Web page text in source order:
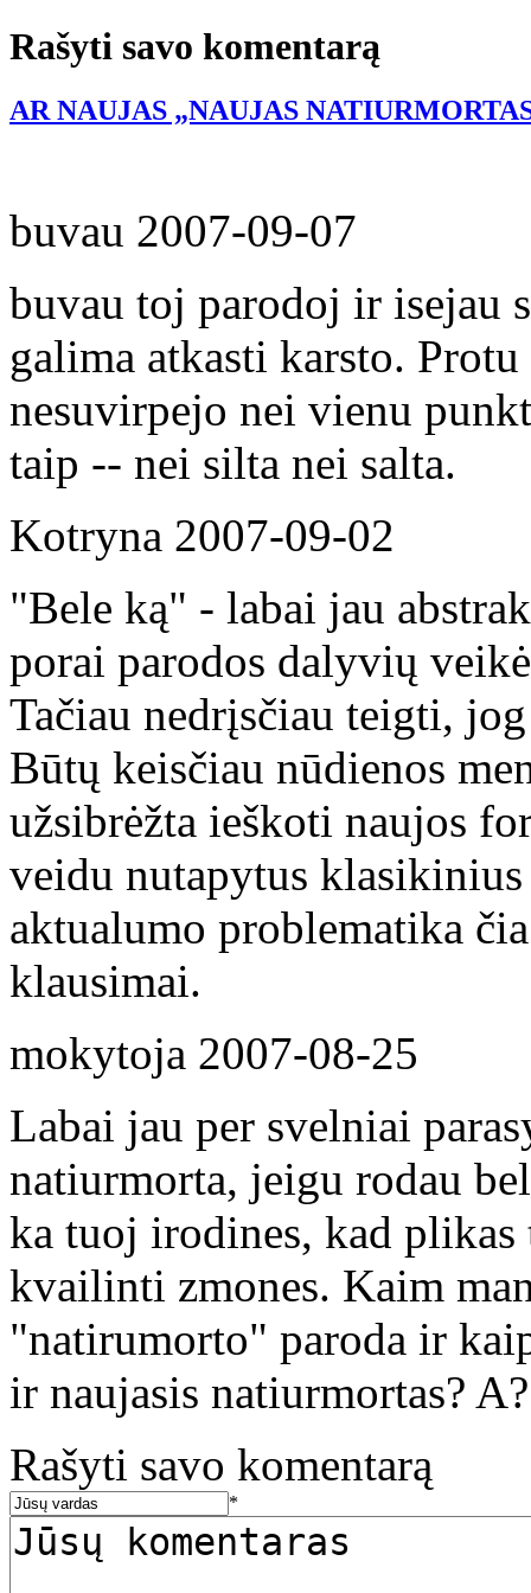
Rašyti savo komentarą
AR NAUJAS „NAUJAS
buvau 2007-09-07
buvau toj parodoj ir isejau
galima atkasti karsto.
nesuvirpejo nei vienu
taip -- nei silta nei salta.
Kotryna 2007-09-02
"Bele ką" - labai jau
porai parodos dalyvių
Tačiau nedrįsčiau teigti,
Būtų keisčiau nūdienos
užsibrėžta ieškoti naujos
veidu nutapytus
aktualumo problematika
klausimai.
mokytoja 2007-08-25
Labai jau per svelniai
natiurmorta, jeigu rodau
ka tuoj irodines, kad plikas
kvailinti zmones. Kaim
"natirumorto" paroda ir
ir naujasis natiurmortas?
Rašyti savo komentarą
*